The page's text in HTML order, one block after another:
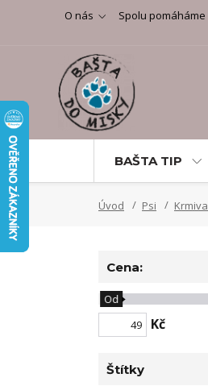
O nás Spolu pomáháme
BAŠTA TIP
Úvod Psi Krmiva
Cena:
Kč
Od
Štítky